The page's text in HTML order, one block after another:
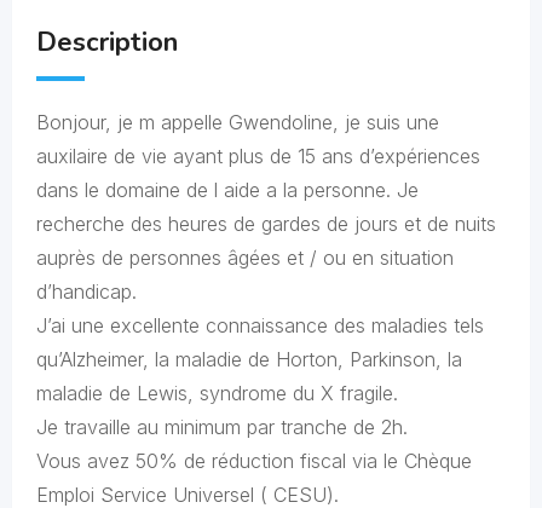
Description
Bonjour, je m appelle Gwendoline, je suis une
auxilaire de vie ayant plus de 15 ans d’expériences
dans le domaine de l aide a la personne. Je
recherche des heures de gardes de jours et de nuits
auprès de personnes âgées et / ou en situation
d’handicap.
J’ai une excellente connaissance des maladies tels
qu’Alzheimer, la maladie de Horton, Parkinson, la
maladie de Lewis, syndrome du X fragile.
Je travaille au minimum par tranche de 2h.
Vous avez 50% de réduction fiscal via le Chèque
Emploi Service Universel ( CESU).